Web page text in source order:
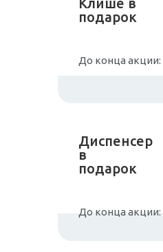
подарок
До конца акции:
Диспенсер
в
подарок
До конца акции: